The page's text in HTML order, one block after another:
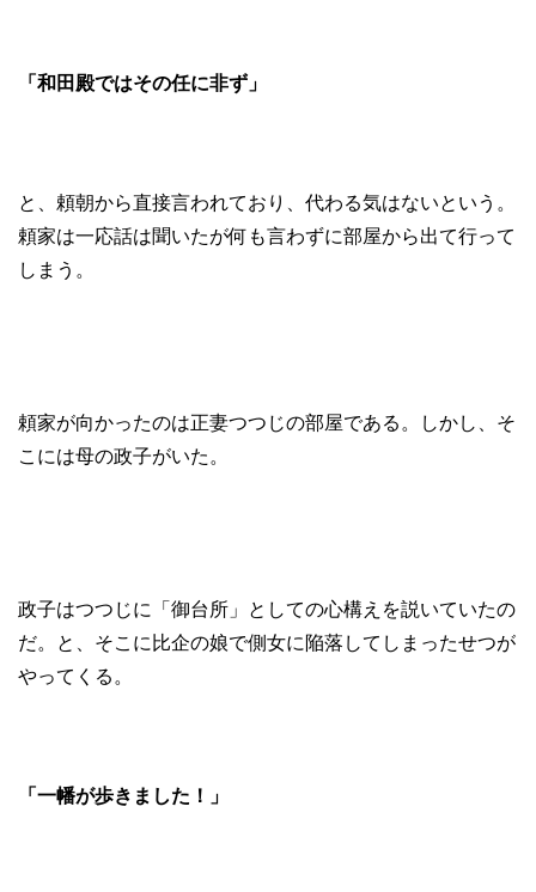
「和田殿ではその任に非ず」
と、頼朝から直接言われており、代わる気はないという。
頼家は一応話は聞いたが何も言わずに部屋から出て行って
しまう。
頼家が向かったのは正妻つつじの部屋である。しかし、そ
こには母の政子がいた。
政子はつつじに「御台所」としての心構えを説いていたの
だ。と、そこに比企の娘で側女に陥落してしまったせつが
やってくる。
「一幡が歩きました！」